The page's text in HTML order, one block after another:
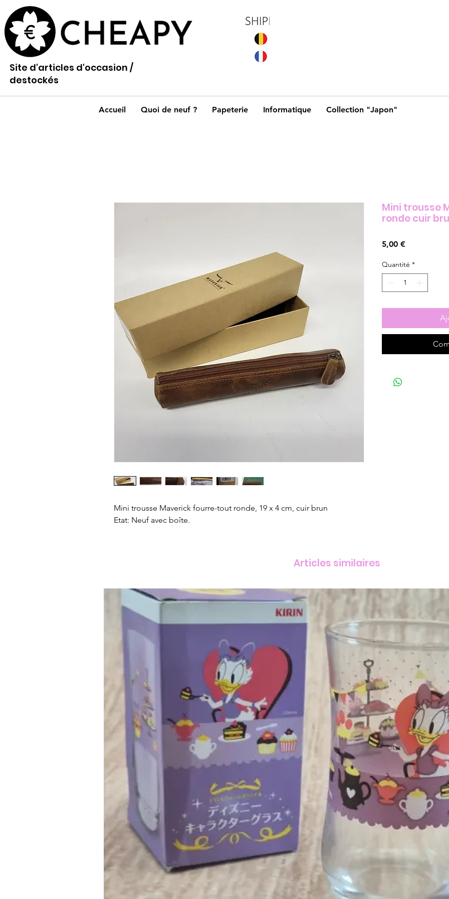
Site d'articles d'occasion /
destockés
Accueil Quoi de neuf ? Papeterie Informatique Collection "Japon"
Mini trousse Maverick fourre-tout ronde, 19 x 4 cm, cuir brun
Etat: Neuf avec boîte.
Mini trousse
ronde cuir
5,00 €Prix
Quantité *
Articles similaires